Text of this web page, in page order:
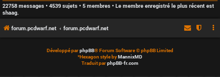
22758 messages • 4539 sujets • 5 membres • Le membre enregistré le plus récent est
shaag.
forum.pcdwarf.net forum.pcdwarf.net
Développé parphpBB® Forum Software © phpBB Limited
*Hexagon style byMannixMD
Traduit parphpBB-fr.com